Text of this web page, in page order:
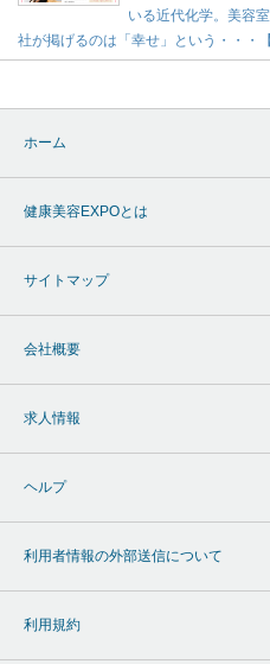
いる近代化学。美容
社が掲げるのは「幸せ」という・・・
ホーム
健康美容EXPOとは
サイトマップ
会社概要
求人情報
ヘルプ
利用者情報の外部送信について
利用規約